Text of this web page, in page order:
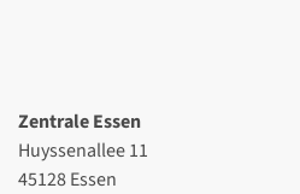
Zentrale Essen
Huyssenallee 11
45128 Essen